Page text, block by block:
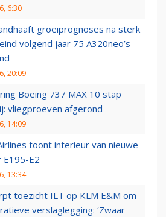
6:30
groeiprognoses na sterk
volgend jaar 75 A320neo’s
20:09
Boeing 737 MAX 10 stap
vliegproeven afgerond
14:09
toont interieur van nieuwe
E195-E2
13:34
toezicht ILT op KLM E&M om
verslaglegging: ‘Zwaar